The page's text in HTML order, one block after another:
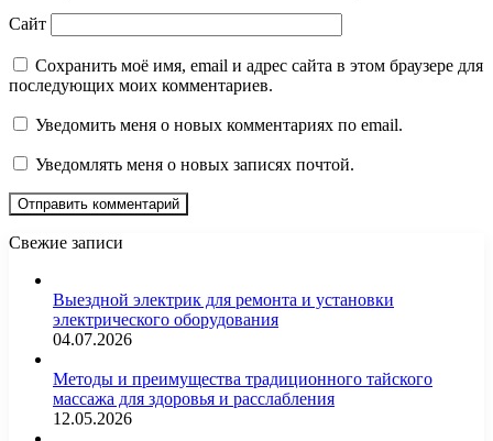
Сайт
Сохранить моё имя, email и адрес сайта в этом браузере для
последующих моих комментариев.
Уведомить меня о новых комментариях по email.
Уведомлять меня о новых записях почтой.
Свежие записи
Выездной электрик для ремонта и установки
электрического оборудования
04.07.2026
Методы и преимущества традиционного тайского
массажа для здоровья и расслабления
12.05.2026